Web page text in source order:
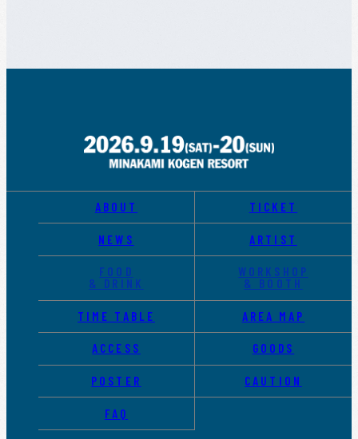
ABOUT TICKET
NEWS ARTIST
FOOD
& DRINK
WORKSHOP
& BOOTH
TIME TABLE AREA MAP
ACCESS GOODS
POSTER CAUTION
FAQ